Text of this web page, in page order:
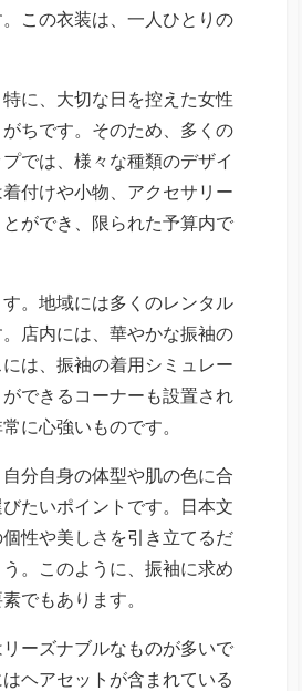
この衣装は、一人ひとりの
に、大切な日を控えた女性
ちです。そのため、多くの
では、様々な種類のデザイ
付けや小物、アクセサリー
ができ、限られた予算内で
。地域には多くのレンタル
店内には、華やかな振袖の
は、振袖の着用シミュレー
できるコーナーも設置され
に心強いものです。
分自身の体型や肌の色に合
たいポイントです。日本文
性や美しさを引き立てるだ
。このように、振袖に求め
でもあります。
ーズナブルなものが多いで
ヘアセットが含まれている